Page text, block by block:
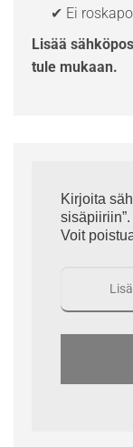
✔ Ei
Lisää
tule mukaan.
Kirjoita
sisäpiiriin”.
Voit